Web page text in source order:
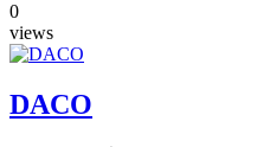
0
views
DACO